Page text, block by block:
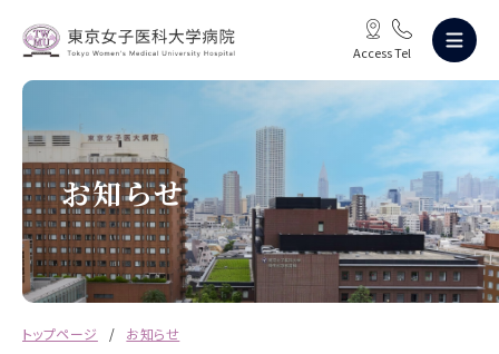
AccessTel
お知らせ
トップページ お知らせ